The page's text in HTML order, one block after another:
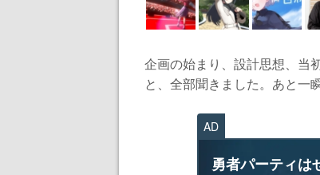
企画の始まり、設計思想、当
と、全部聞きました。あと一
AD
勇者パーティは